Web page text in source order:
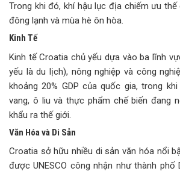
Trong khi đó, khí hậu lục địa chiếm ưu
đông lạnh và mùa hè ôn hòa.
Kinh Tế
Kinh tế Croatia chủ yếu dựa vào ba lĩnh
yếu là du lịch), nông nghiệp và công
khoảng 20% GDP của quốc gia, trong
vang, ô liu và thực phẩm chế biến đang
khẩu ra thế giới.
Văn Hóa và Di Sản
Croatia sở hữu nhiều di sản văn hóa nổi
được UNESCO công nhận như thành phố